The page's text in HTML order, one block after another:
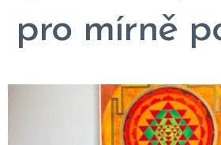
pro mírně